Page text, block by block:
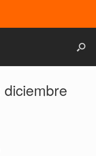
diciembre